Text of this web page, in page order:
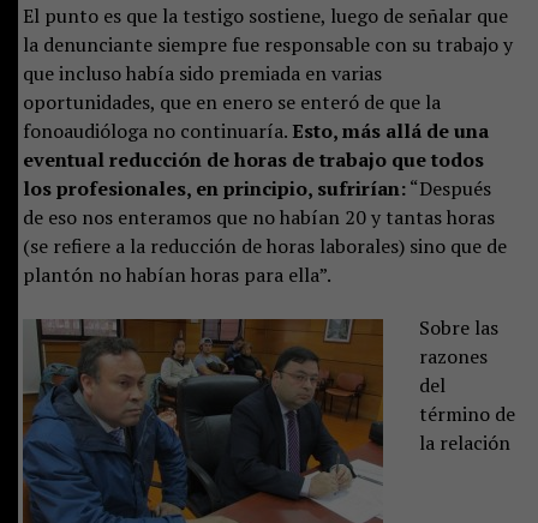
El punto es que la testigo sostiene, luego de señalar que
la denunciante siempre fue responsable con su trabajo y
que incluso había sido premiada en varias
oportunidades, que en enero se enteró de que la
fonoaudióloga no continuaría. Esto, más allá de una
eventual reducción de horas de trabajo que todos
los profesionales, en principio, sufrirían:“Después
de eso nos enteramos que no habían 20 y tantas horas
(se refiere a la reducción de horas laborales) sino que de
plantón no habían horas para ella”.
Sobre las
razones
del
término de
la relación